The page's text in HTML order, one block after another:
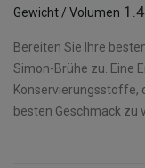
Gewicht / Volumen
Bereiten Sie Ihre
Simon-Brühe zu. Eine
Konservierungsstoffe,
besten Geschmack zu